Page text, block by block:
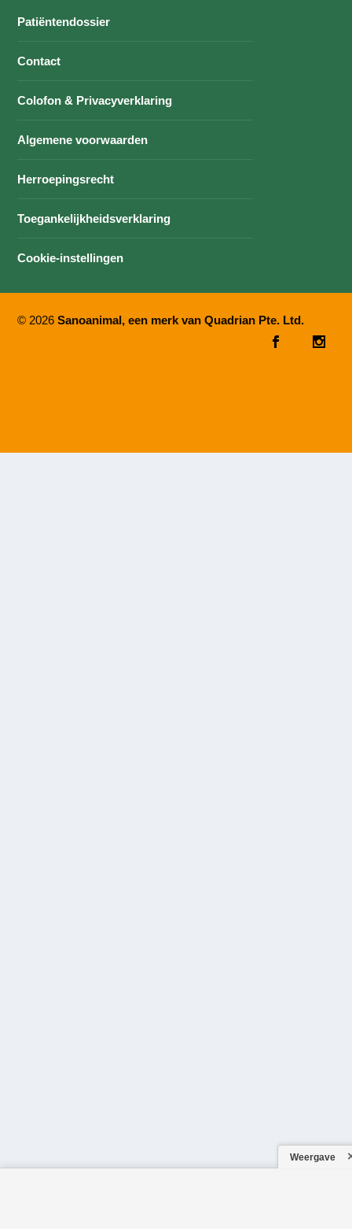
Patiëntendossier
Contact
Colofon & Privacyverklaring
Algemene voorwaarden
Herroepingsrecht
Toegankelijkheidsverklaring
Cookie-instellingen
© 2026Sanoanimal, een merk van Quadrian Pte. Ltd.
Weergave